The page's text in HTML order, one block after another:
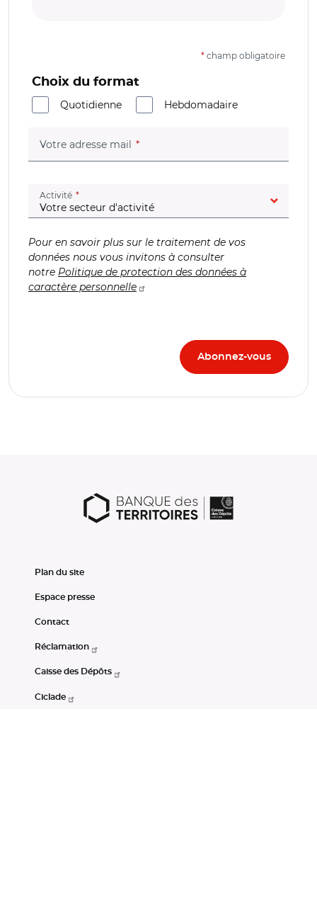
* champ obligatoire
Choix du format
Quotidienne
Hebdomadaire
Votre adresse mail (champ obligatoire)
Activité (champ obligatoire)
Pour en savoir plus sur le traitement de vos
données nous vous invitons à consulter
notre Politique de protection des données à
caractère personnelle
Plan du site
Espace presse
Contact
Réclamation
Caisse des Dépôts
Ciclade